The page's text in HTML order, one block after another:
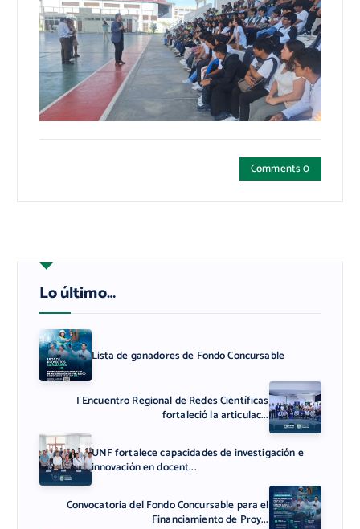
Comments 0
Lo último…
Lista de ganadores de Fondo Concursable
I Encuentro Regional de Redes Científicas
fortaleció la articulac...
UNF fortalece capacidades de investigación e
innovación en docent...
Convocatoria del Fondo Concursable para el
Financiamiento de Proy...